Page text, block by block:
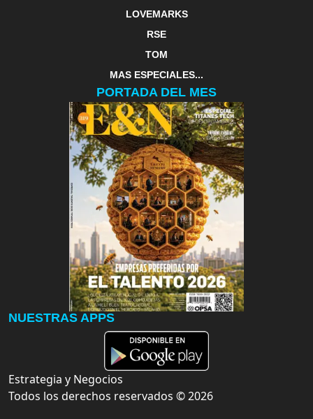
LOVEMARKS
RSE
TOM
MAS ESPECIALES...
PORTADA DEL MES
NUESTRAS APPS
Estrategia y Negocios
Todos los derechos reservados ©2026